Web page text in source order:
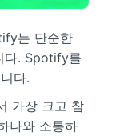
는 단순한
다. Spotify를
다.
가장 크고 참
나와 소통하